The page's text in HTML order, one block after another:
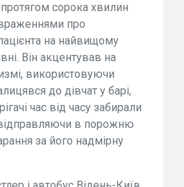
протягом сорока хвилин
про
на найвищому
Він акцентував на
використовуючи
до дівчат у барі,
час від часу забирали
в порожню
за його надмірну